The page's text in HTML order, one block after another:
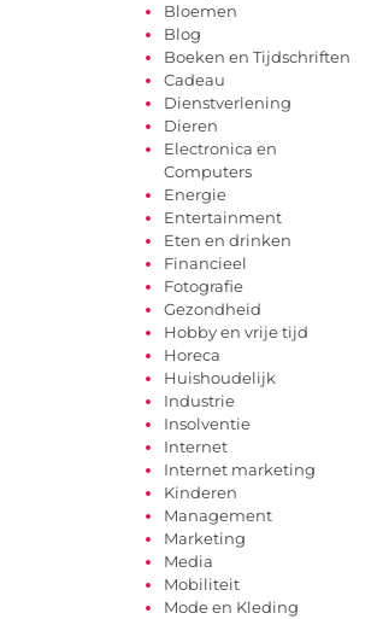
Bloemen
Blog
Boeken en Tijdschriften
Cadeau
Dienstverlening
Dieren
Electronica en
Computers
Energie
Entertainment
Eten en drinken
Financieel
Fotografie
Gezondheid
Hobby en vrije tijd
Horeca
Huishoudelijk
Industrie
Insolventie
Internet
Internet marketing
Kinderen
Management
Marketing
Media
Mobiliteit
Mode en Kleding